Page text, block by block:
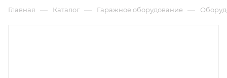
Главная — Каталог — Гаражное оборудование —